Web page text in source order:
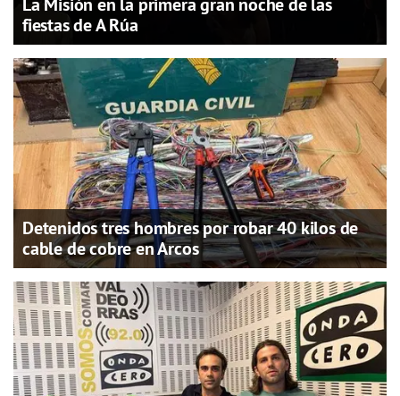
fiestas de A Rúa
Detenidos tres hombres por robar 40 kilos de
cable de cobre en Arcos